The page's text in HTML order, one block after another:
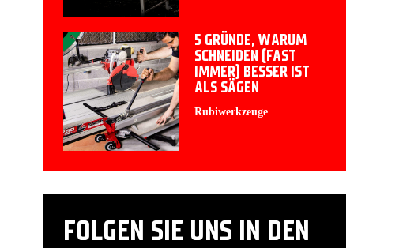
5 GRÜNDE, WARUM
SCHNEIDEN (FAST
IMMER) BESSER IST
ALS SÄGEN
Rubiwerkzeuge
FOLGEN SIE UNS IN DEN